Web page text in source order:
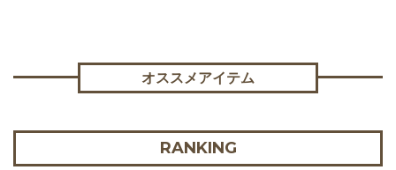
オススメアイテム
RANKING